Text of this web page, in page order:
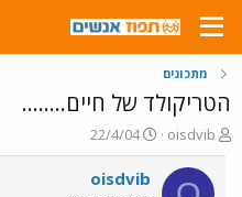
מתכונים
הטריקולד של חיים........
פ
ו
ת
ח
oisdvib
פ
ו
ר
22/4/04
oisdvib